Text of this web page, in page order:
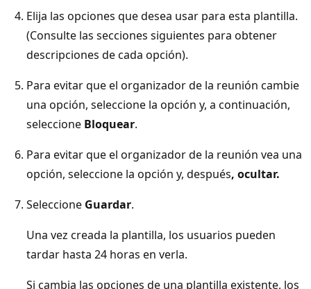
Elija las opciones que desea usar para esta plantilla.
(Consulte las secciones siguientes para obtener
descripciones de cada opción).
Para evitar que el organizador de la reunión cambie
una opción, seleccione la opción y, a continuación,
seleccione Bloquear.
Para evitar que el organizador de la reunión vea una
opción, seleccione la opción y, después, ocultar.
Seleccione Guardar.
Una vez creada la plantilla, los usuarios pueden
tardar hasta 24 horas en verla.
Si cambia las opciones de una plantilla existente, los